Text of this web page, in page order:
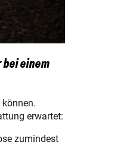
einem
erwartet:
zumindest